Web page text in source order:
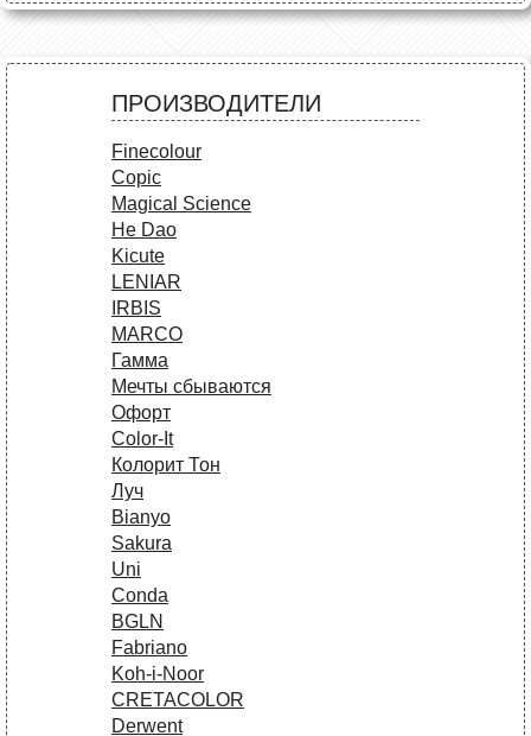
ПРОИЗВОДИТЕЛИ
Finecolour
Copic
Magical Science
He Dao
Kicute
LENIAR
IRBIS
MARCO
Гамма
Мечты сбываются
Офорт
Сolor-It
Колорит Тон
Луч
Bianyo
Sakura
Uni
Conda
BGLN
Fabriano
Koh-i-Noor
CRETACOLOR
Derwent